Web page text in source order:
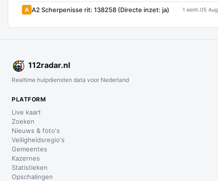
A A2 Scherpenisse rit: 138258 (Directe inzet: ja) 1 eenh.05
112radar.nl
Realtime hulpdiensten data voor Nederland
PLATFORM
Live kaart
Zoeken
Nieuws & foto's
Veiligheidsregio's
Gemeentes
Kazernes
Statistieken
Opschalingen